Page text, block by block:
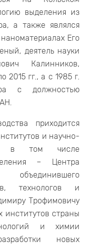
выделения из
а также являлся
Его
деятель науки
Калинников,
2015 гг., а с 1985 г.
с должностью
приходится
и научно-
в том числе
– Центра
технологов и
Трофимовичу
страны
и химии
новых